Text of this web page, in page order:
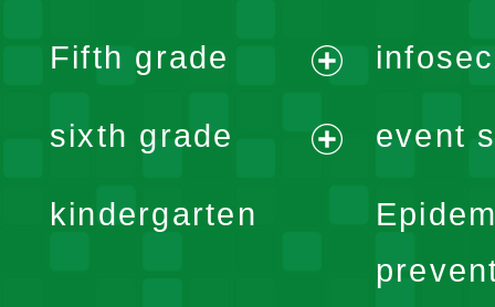
menu
Fifth grade
menu
sixth grade
kindergarten
event